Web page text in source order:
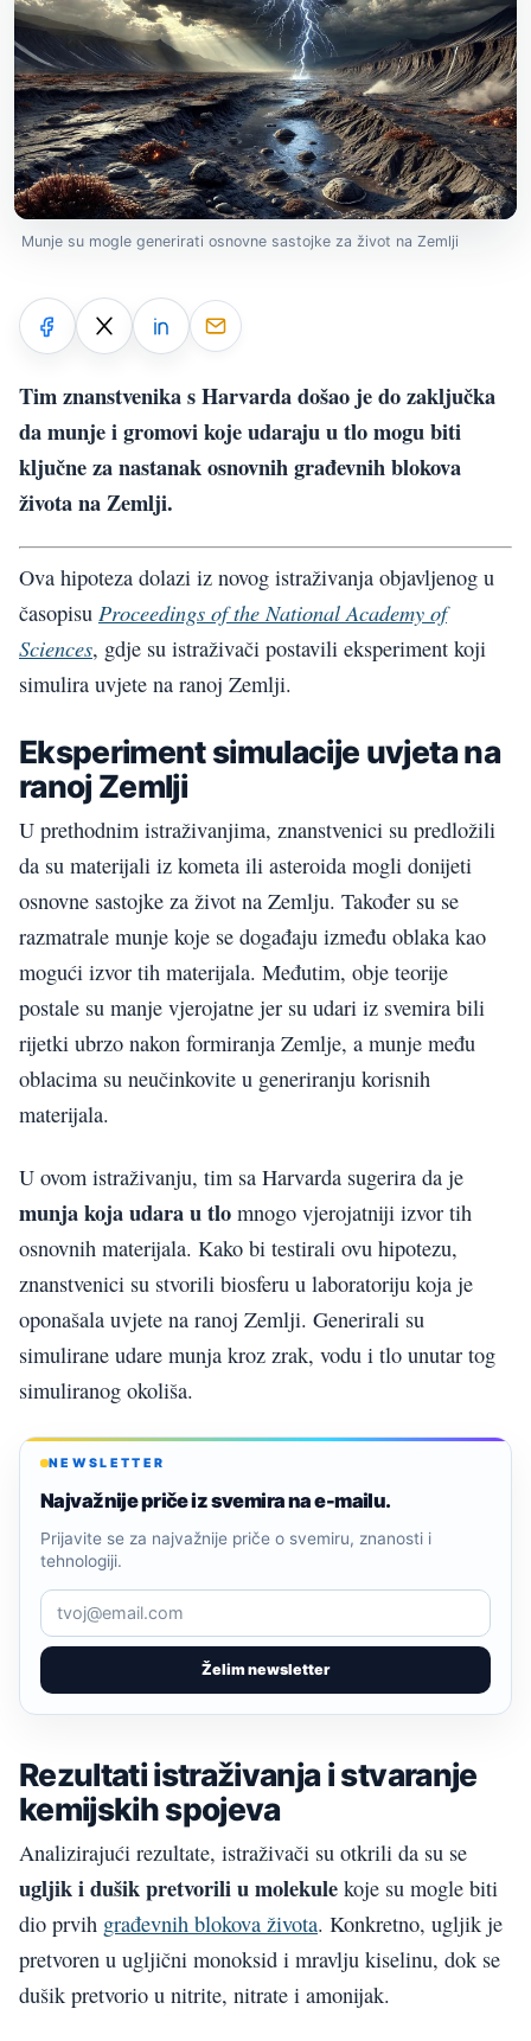
Munje su mogle generirati osnovne sastojke za život na Zemlji
Tim znanstvenika s Harvarda došao je do zaključka
da munje i gromovi koje udaraju u tlo mogu biti
ključne za nastanak osnovnih građevnih blokova
života na Zemlji.
Ova hipoteza dolazi iz novog istraživanja objavljenog u
časopisu Proceedings of the National Academy of
Sciences, gdje su istraživači postavili eksperiment koji
simulira uvjete na ranoj Zemlji.
Eksperiment simulacije uvjeta na
ranoj Zemlji
U prethodnim istraživanjima, znanstvenici su predložili
da su materijali iz kometa ili asteroida mogli donijeti
osnovne sastojke za život na Zemlju. Također su se
razmatrale munje koje se događaju između oblaka kao
mogući izvor tih materijala. Međutim, obje teorije
postale su manje vjerojatne jer su udari iz svemira bili
rijetki ubrzo nakon formiranja Zemlje, a munje među
oblacima su neučinkovite u generiranju korisnih
materijala.
U ovom istraživanju, tim sa Harvarda sugerira da je
munja koja udara u tlo mnogo vjerojatniji izvor tih
osnovnih materijala. Kako bi testirali ovu hipotezu,
znanstvenici su stvorili biosferu u laboratoriju koja je
oponašala uvjete na ranoj Zemlji. Generirali su
simulirane udare munja kroz zrak, vodu i tlo unutar tog
simuliranog okoliša.
NEWSLETTER
Najvažnije priče iz svemira na e-mailu.
Želim newsletter
Prijavite se za najvažnije priče o svemiru, znanosti i
tehnologiji.
Rezultati istraživanja i stvaranje
kemijskih spojeva
Analizirajući rezultate, istraživači su otkrili da su se
ugljik i dušik pretvorili u molekule koje su mogle biti
dio prvih građevnih blokova života. Konkretno, ugljik je
pretvoren u ugljični monoksid i mravlju kiselinu, dok se
dušik pretvorio u nitrite, nitrate i amonijak.